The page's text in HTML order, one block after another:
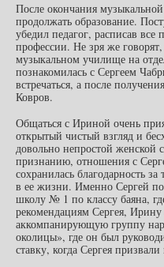
После окончания
продолжать образование.
убедил педагог, расписав
профессии. Не зря же
музыкальном училище на
познакомилась с Сергеем
встречаться, а после
Ковров.
Общаться с Ириной очень
открытый чистый взгляд и
довольно непростой женской
признанию, отношения с
сохранилась благодарность
в ее жизни. Именно Сергей
школу № 1 по классу баяна,
рекомендациям Сергея, Ирину
аккомпанирующую группу
околицы», где он был
ставку, когда Сергея